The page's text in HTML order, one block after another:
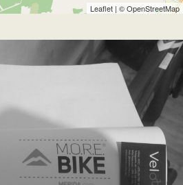
Leaflet | ©OpenStreetMap